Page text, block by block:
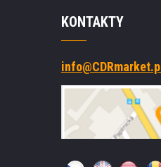
KONTAKTY
info@CDRmarket.pl